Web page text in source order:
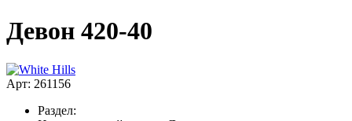
Девон 420-40
Арт: 261156
Раздел: